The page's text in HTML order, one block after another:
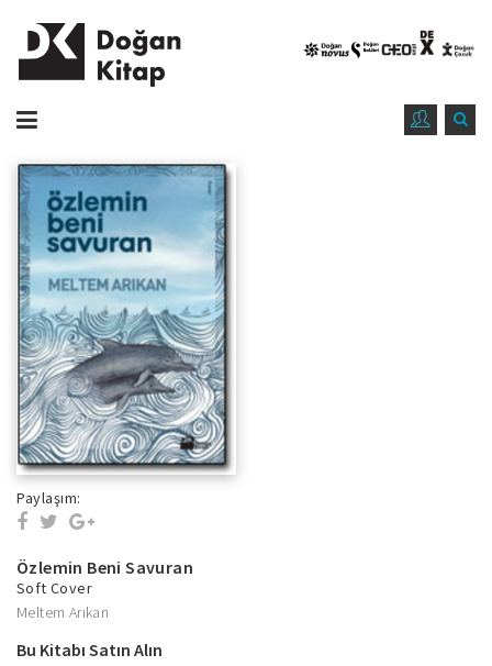
Paylaşım:
Özlemin Beni Savuran
Soft Cover
Meltem Arıkan
Bu Kitabı Satın Alın